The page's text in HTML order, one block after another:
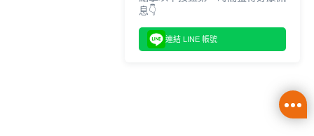
息👇
連結 LINE 帳號